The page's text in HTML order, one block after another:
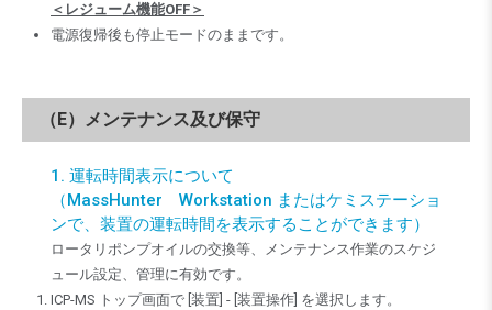
＜レジューム機能OFF＞
電源復帰後も停止モードのままです。
（E）メンテナンス及び保守
1. 運転時間表示について
（MassHunter Workstation またはケミステーショ
ンで、装置の運転時間を表示することができます）
ロータリポンプオイルの交換等、メンテナンス作業のスケジ
ュール設定、管理に有効です。
ICP-MS トップ画面で [装置] - [装置操作] を選択します。